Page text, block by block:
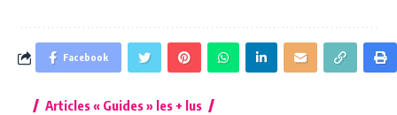
Facebook
Articles « Guides » les + lus